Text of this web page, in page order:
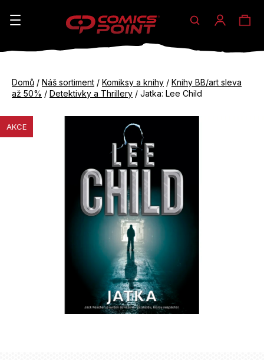
Hledat
Domů / Náš sortiment / Komiksy a knihy / Knihy BB/art sleva
až 50% / Detektivky a Thrillery / Jatka: Lee Child
AKCE
K
k
do
do
C
o